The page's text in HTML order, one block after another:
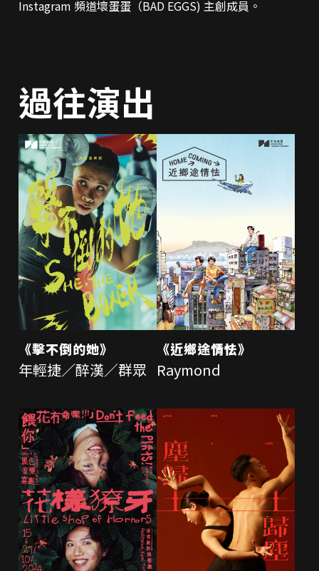
Instagram 頻道壞蛋蛋（BAD EGGS) 主創成員。
過往演出
《擊不倒的她》
年輕捷／醉漢／群眾
《近鄉途情怯》
Raymond